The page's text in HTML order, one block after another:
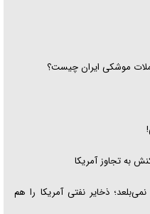
موشکی ایران چیست؟
به تجاوز آمریکا
ذخایر نفتی آمریکا را هم